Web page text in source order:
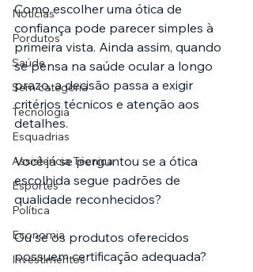
Notícias
Pordutos
Saúde
Sem categoria
Tecnologia
Esquadrias
Assistencia Técnica
Esportes
Política
Economia
Investimentos
Como escolher uma ótica de
confiança pode parecer simples à
primeira vista. Ainda assim, quando
se pensa na saúde ocular a longo
prazo, a decisão passa a exigir
critérios técnicos e atenção aos
detalhes.
Você já se perguntou se a ótica
escolhida segue padrões de
qualidade reconhecidos?
Ou se os produtos oferecidos
possuem certificação adequada?